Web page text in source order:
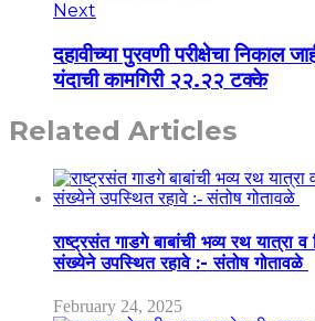
Next
दहावीच्या पुरवणी परीक्षेचा निकाल
यंदाची कामगिरी २२.२२ टक्के
Related Articles
राष्ट्रसंत गाडगे बाबांची भव्य रथ यात्रा
संख्येने उपस्थित रहावे :- संतोष गोतावळे
February 24, 2025